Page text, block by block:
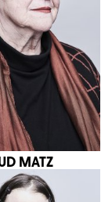
MATZ